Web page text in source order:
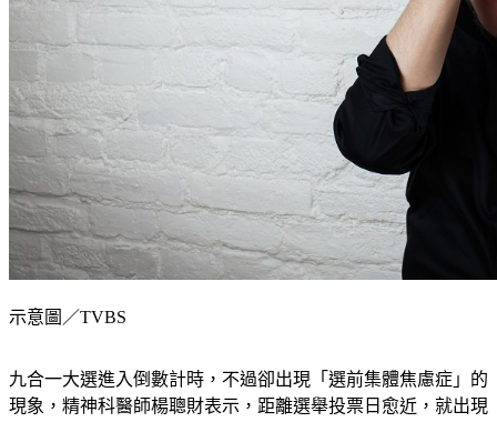
九合一大選進入倒數計時，不過卻出現「選前集體焦慮症」的